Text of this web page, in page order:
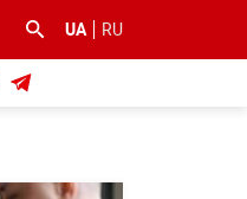
UA RU